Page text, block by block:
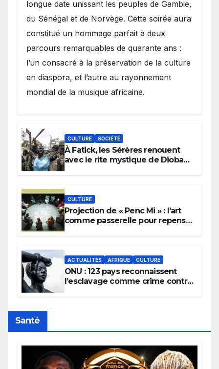
longue date unissant les peuples de Gambie,
du Sénégal et de Norvège. Cette soirée aura
constitué un hommage parfait à deux
parcours remarquables de quarante ans :
l’un consacré à la préservation de la culture
en diaspora, et l’autre au rayonnement
mondial de la musique africaine.
CULTURE SOCIÉTÉ
À Fatick, les Sérères renouent
avec le rite mystique de Diobaye
CULTURE
Projection de « Penc Mi » : l’art
comme passerelle pour repenser
ACTUALITÉS AFRIQUE CULTURE
ONU : 123 pays reconnaissent
l’esclavage comme crime contre
Santé